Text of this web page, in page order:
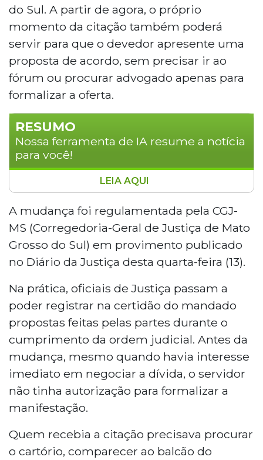
do Sul. A partir de agora, o próprio
momento da citação também poderá
servir para que o devedor apresente uma
proposta de acordo, sem precisar ir ao
fórum ou procurar advogado apenas para
formalizar a oferta.
RESUMO
Nossa ferramenta de IA resume a notícia
para você!
O Tribunal de Justiça de Mato Grosso do
Sul publicou o Provimento nº 364, que
autoriza oficiais de Justiça a
apresentarem a possibilidade de acordo
durante o cumprimento de mandados. A
medida permite o registro de propostas
servidor atue como mediador ou sugira
termos. O mandado retorna à unidade
judicial para encaminhamento. A regra
está baseada no CPC e em
recomendação do CNJ e entrou em vigor
na data da publicação.
LEIA AQUI
A mudança foi regulamentada pela CGJ-
MS (Corregedoria-Geral de Justiça de Mato
Grosso do Sul) em provimento publicado
no Diário da Justiça desta quarta-feira (13).
Na prática, oficiais de Justiça passam a
poder registrar na certidão do mandado
propostas feitas pelas partes durante o
cumprimento da ordem judicial. Antes da
mudança, mesmo quando havia interesse
imediato em negociar a dívida, o servidor
não tinha autorização para formalizar a
manifestação.
Quem recebia a citação precisava procurar
o cartório, comparecer ao balcão do